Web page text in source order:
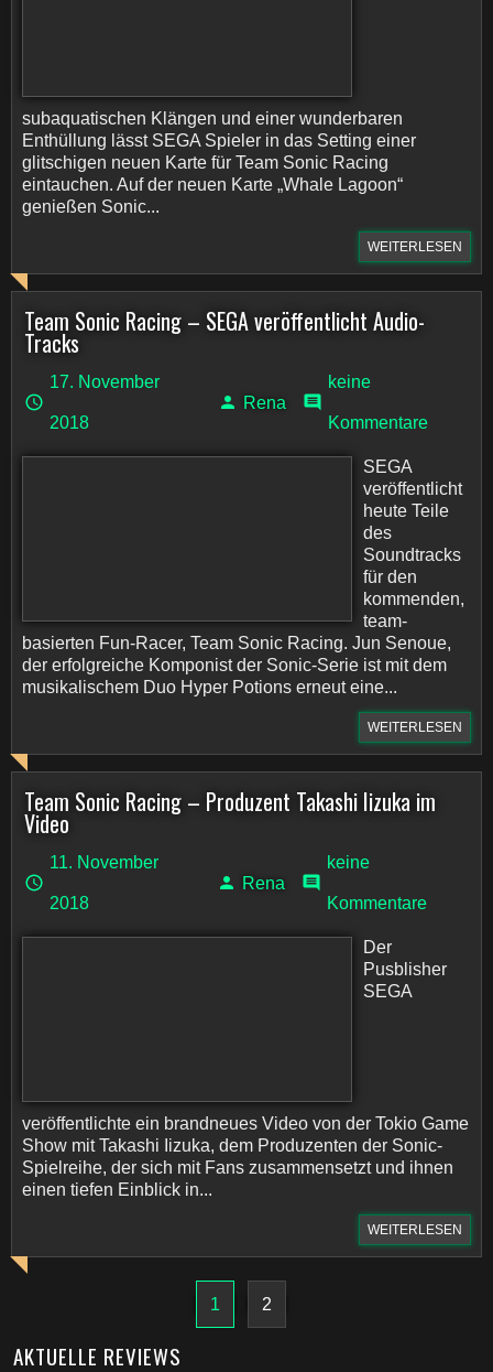
subaquatischen Klängen und einer wunderbaren
Enthüllung lässt SEGA Spieler in das Setting einer
glitschigen neuen Karte für Team Sonic Racing
eintauchen. Auf der neuen Karte „Whale Lagoon“
genießen Sonic...
WEITERLESEN
Team Sonic Racing – SEGA veröffentlicht Audio-
Tracks
17. November
2018
Rena
keine
Kommentare
SEGA
veröffentlicht
heute Teile
des
Soundtracks
für den
kommenden,
team-
basierten Fun-Racer, Team Sonic Racing. Jun Senoue,
der erfolgreiche Komponist der Sonic-Serie ist mit dem
musikalischem Duo Hyper Potions erneut eine...
WEITERLESEN
Team Sonic Racing – Produzent Takashi Iizuka im
Video
11. November
2018
Rena
keine
Kommentare
Der
Pusblisher
SEGA
veröffentlichte ein brandneues Video von der Tokio Game
Show mit Takashi Iizuka, dem Produzenten der Sonic-
Spielreihe, der sich mit Fans zusammensetzt und ihnen
einen tiefen Einblick in...
WEITERLESEN
1 2
AKTUELLE REVIEWS